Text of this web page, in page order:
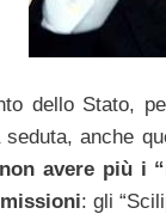
dello Stato,
anche
non avere più i
: gli